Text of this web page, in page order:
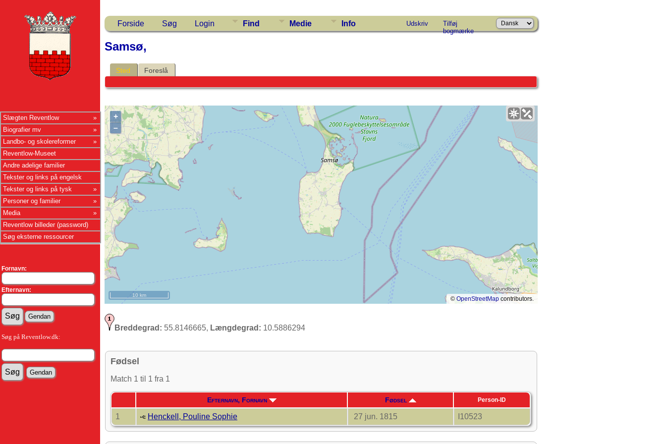
Slægten Reventlow
Biografier mv
Landbo- og skolereformer
Reventlow-Museet
Andre adelige familier
Tekster og links på engelsk
Tekster og links på tysk
Personer og familier
Media
Reventlow billeder (password)
Søg eksterne ressourcer
Fornavn:
Efternavn:
Søg på Reventlow.dk:
Forside Søg Login Find Medie Info Udskriv
Tilføj
bogmærke
Samsø,
Sted Foreslå
+
–
© OpenStreetMapcontributors.
10 km
Breddegrad: 55.8146665, Længdegrad: 10.5886294
Fødsel
Match 1 til 1 fra 1
Efternavn, Fornavn Fødsel Person-ID
1 Henckell, Pouline Sophie 27 jun. 1815 I10523